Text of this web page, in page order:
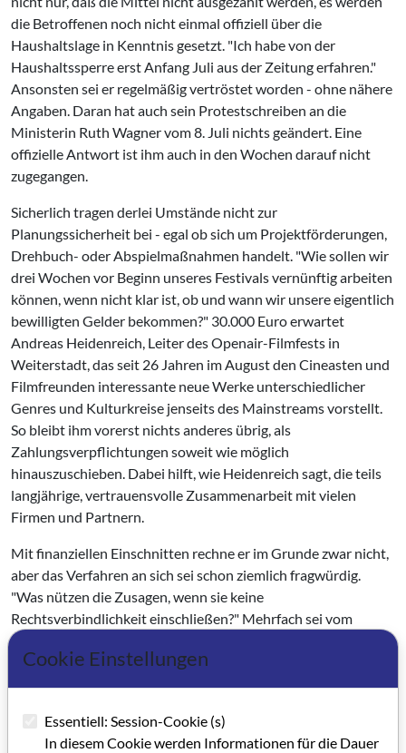
die Betroffenen noch nicht einmal offiziell über die
Haushaltslage in Kenntnis gesetzt. "Ich habe von der
Haushaltssperre erst Anfang Juli aus der Zeitung erfahren."
Ansonsten sei er regelmäßig vertröstet worden - ohne nähere
Angaben. Daran hat auch sein Protestschreiben an die
Ministerin Ruth Wagner vom 8. Juli nichts geändert. Eine
offizielle Antwort ist ihm auch in den Wochen darauf nicht
zugegangen.
Sicherlich tragen derlei Umstände nicht zur
Planungssicherheit bei - egal ob sich um Projektförderungen,
Drehbuch- oder Abspielmaßnahmen handelt. "Wie sollen wir
drei Wochen vor Beginn unseres Festivals vernünftig arbeiten
können, wenn nicht klar ist, ob und wann wir unsere eigentlich
bewilligten Gelder bekommen?" 30.000 Euro erwartet
Andreas Heidenreich, Leiter des Openair-Filmfests in
Weiterstadt, das seit 26 Jahren im August den Cineasten und
Filmfreunden interessante neue Werke unterschiedlicher
Genres und Kulturkreise jenseits des Mainstreams vorstellt.
So bleibt ihm vorerst nichts anderes übrig, als
Zahlungsverpflichtungen soweit wie möglich
hinauszuschieben. Dabei hilft, wie Heidenreich sagt, die teils
langjährige, vertrauensvolle Zusammenarbeit mit vielen
Firmen und Partnern.
Mit finanziellen Einschnitten rechne er im Grunde zwar nicht,
aber das Verfahren an sich sei schon ziemlich fragwürdig.
"Was nützen die Zusagen, wenn sie keine
Rechtsverbindlichkeit einschließen?" Mehrfach sei vom
Filmbüro Hessen in der Vergangenheit gefordert worden,
Festivals in einem Zwei-Jahre-Rhythmus zu jürieren, so daß
die Mittel rechtzeitig abgerufen werden könnten. "Wie
Programme und Werbematerialien produzieren und vieles
mehr. Solche Modalitäten müßte doch auch
Cookie Einstellungen
Essentiell: Session-Cookie (s)
In diesem Cookie werden Informationen für die Dauer